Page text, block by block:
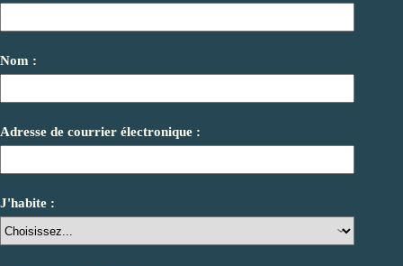
Nom :
Adresse de courrier électronique :
J'habite :